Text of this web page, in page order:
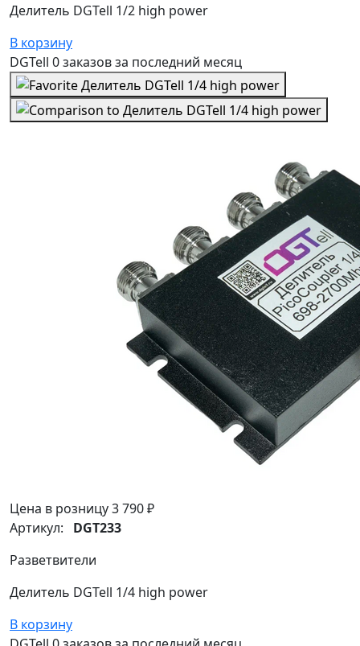
Делитель DGTell 1/2 high power
В корзину
DGTell 0 заказовза последний месяц
Цена в розницу3 790 ₽
Артикул: DGT233
Разветвители
Делитель DGTell 1/4 high power
В корзину